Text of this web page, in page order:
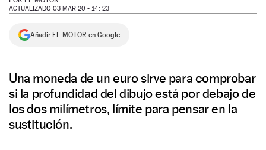
SERVICIOS
NEWSLETTER
ACTUALIZADO 03 MAR 20 - 14: 23
Añadir EL MOTOR en Google
Una moneda de un euro sirve para comprobar
si la profundidad del dibujo está por debajo de
los dos milímetros, límite para pensar en la
sustitución.